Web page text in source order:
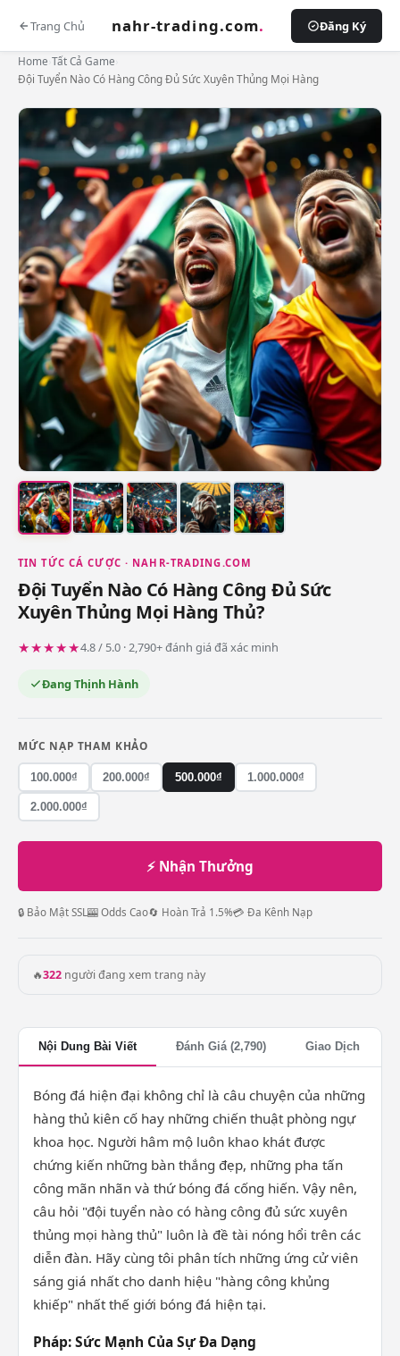
Trang Chủ nahr-trading.com. Đăng Ký
Home Tất Cả Game
Đội Tuyển Nào Có Hàng Công Đủ Sức Xuyên Thủng Mọi Hàng
TIN TỨC CÁ CƯỢC · NAHR-TRADING.COM
Đội Tuyển Nào Có Hàng Công Đủ Sức
Xuyên Thủng Mọi Hàng Thủ?
★★★★★4.8 / 5.0 · 2,790+ đánh giá đã xác minh
Đang Thịnh Hành
MỨC NẠP THAM KHẢO
100.000₫ 200.000₫ 500.000₫ 1.000.000₫
2.000.000₫
⚡ Nhận Thưởng
🔒 Bảo Mật SSL🎰 Odds Cao🔄 Hoàn Trả 1.5%💳 Đa Kênh Nạp
🔥322 người đang xem trang này
Nội Dung Bài Viết Đánh Giá (2,790) Giao Dịch
Bóng đá hiện đại không chỉ là câu chuyện của những
hàng thủ kiên cố hay những chiến thuật phòng ngự
khoa học. Người hâm mộ luôn khao khát được
chứng kiến những bàn thắng đẹp, những pha tấn
công mãn nhãn và thứ bóng đá cống hiến. Vậy nên,
câu hỏi "đội tuyển nào có hàng công đủ sức xuyên
thủng mọi hàng thủ" luôn là đề tài nóng hổi trên các
diễn đàn. Hãy cùng tôi phân tích những ứng cử viên
sáng giá nhất cho danh hiệu "hàng công khủng
khiếp" nhất thế giới bóng đá hiện tại.
Pháp: Sức Mạnh Của Sự Đa Dạng